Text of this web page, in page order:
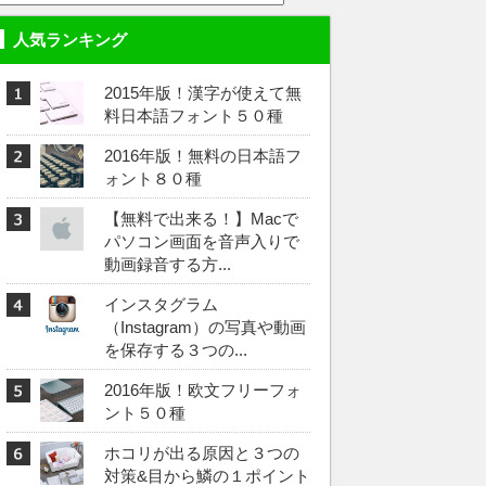
人気ランキング
2015年版！漢字が使えて無
料日本語フォント５０種
2016年版！無料の日本語フ
ォント８０種
【無料で出来る！】Macで
パソコン画面を音声入りで
動画録音する方...
インスタグラム
（Instagram）の写真や動画
を保存する３つの...
2016年版！欧文フリーフォ
ント５０種
ホコリが出る原因と３つの
対策&目から鱗の１ポイント